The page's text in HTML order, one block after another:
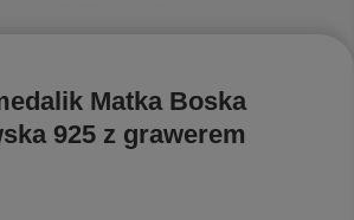
Matka Boska
925 z grawerem